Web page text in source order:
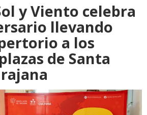
y Viento celebra
llevando
a los
de Santa